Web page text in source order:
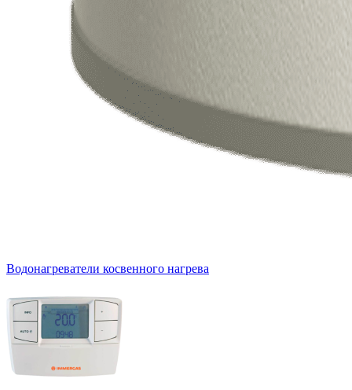
Водонагреватели косвенного нагрева